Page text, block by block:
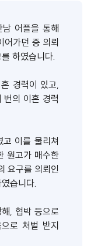
어플을 통해
어가던 중 의뢰
하였습니다.
경력이 있고,
의 이혼 경력
이를 물리쳐
원고가 매수한
요구를 의뢰인
습니다.
, 협박 등으로
로 처벌 받지